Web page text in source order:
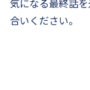
合いください。